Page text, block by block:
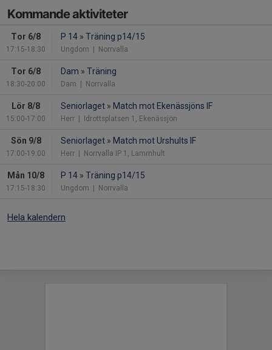
Kommande aktiviteter
Tor 6/8
17:15-18:30
P 14 » Träning p14/15
Ungdom | Norrvalla
Tor 6/8
18:30-20:00
Dam » Träning
Dam | Norrvalla
Lör 8/8
15:00-17:00
Seniorlaget » Match mot Ekenässjöns IF
Herr | Idrottsplatsen 1, Ekenässjön
Sön 9/8
17:00-19:00
Seniorlaget » Match mot Urshults IF
Herr | Norrvalla IP 1, Lammhult
Mån 10/8
17:15-18:30
P 14 » Träning p14/15
Ungdom | Norrvalla
Hela kalendern